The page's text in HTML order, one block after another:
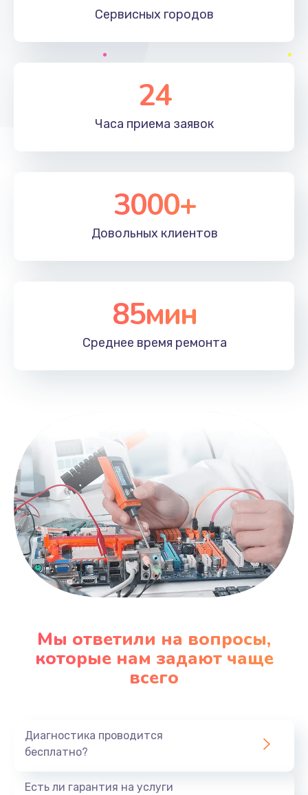
Сервисных городов
24
Часа приема заявок
3000+
Довольных клиентов
85мин
Среднее время ремонта
Мы ответили на вопросы,
которые нам задают чаще
всего
Диагностика проводится
бесплатно?
Есть ли гарантия на услуги